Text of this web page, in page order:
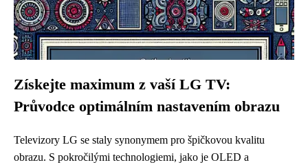
Získejte maximum z vaší LG TV:
Průvodce optimálním nastavením obrazu
Televizory LG se staly synonymem pro špičkovou kvalitu
obrazu. S pokročilými technologiemi, jako je OLED a